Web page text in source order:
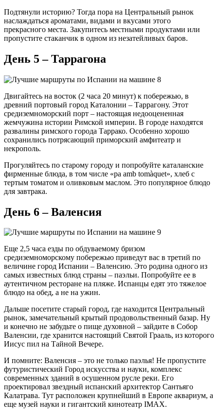
Подтянули историю? Тогда пора на Центральный рынок
наслаждаться ароматами, видами и вкусами этого
прекрасного места. Закупитесь местными продуктами или
пропустите стаканчик в одном из незатейливых баров.
День 5 – Таррагона
Двигайтесь на восток (2 часа 20 минут) к побережью, в
древний портовый город Каталонии – Таррагону. Этот
средиземноморский порт – настоящая недооцененная
жемчужина истории Римской империи. В городе находятся
развалины римского города Таррако. Особенно хорошо
сохранились потрясающий приморский амфитеатр и
некрополь.
Прогуляйтесь по старому городу и попробуйте каталанские
фирменные блюда, в том числе «pa amb tomàquet», хлеб с
тертым томатом и оливковым маслом. Это популярное блюдо
для завтрака.
День 6 – Валенсия
Еще 2,5 часа езды по обдуваемому бризом
средиземноморскому побережью приведут вас в третий по
величине город Испании – Валенсию. Это родина одного из
самых известных блюд страны – паэльи. Попробуйте ее в
аутентичном ресторане на пляже. Испанцы едят это тяжелое
блюдо на обед, а не на ужин.
Дальше посетите старый город, где находится Центральный
рынок, замечательный крытый продовольственный базар. Ну
и конечно не забудьте о пище духовной – зайдите в Собор
Валенсии, где хранится настоящий Святой Грааль, из которого
Иисус пил на Тайной Вечере.
И помните: Валенсия – это не только паэлья! Не пропустите
футуристический Город искусства и науки, комплекс
современных зданий в осушенном русле реки. Его
проектировал звездный испанский архитектор Сантьяго
Калатрава. Тут расположен крупнейший в Европе аквариум, а
еще музей науки и гигантский кинотеатр IMAX.